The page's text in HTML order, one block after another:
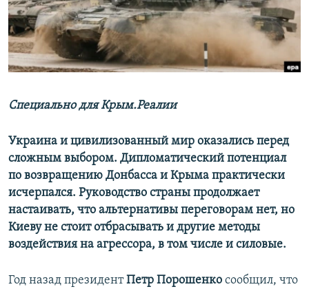
ПОБЕДИТЕЛЕЙ НЕ СУДЯТ?
КРЫМ.НЕПОКОРЕННЫЙ
ELIFBE
ПРИСОЕДИНЯЙТЕСЬ!
Все сайты RFE/RL
Специально для Крым.Реалии
Украина и цивилизованный мир оказались перед
сложным выбором. Дипломатический потенциал
по возвращению Донбасса и Крыма практически
исчерпался. Руководство страны продолжает
настаивать, что альтернативы переговорам нет, но
Киеву не стоит отбрасывать и другие методы
воздействия на агрессора, в том числе и силовые.
Год назад президентПетр Порошенко сообщил, что